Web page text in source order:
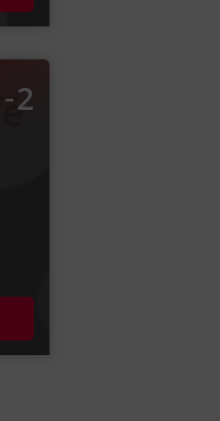
‐2